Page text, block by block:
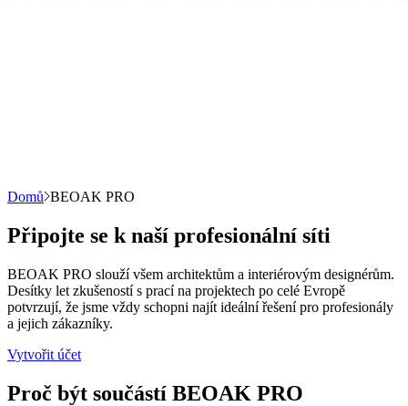
Domů BEOAK PRO
Připojte se k naší profesionální síti
BEOAK PRO slouží všem architektům a interiérovým designérům.
Desítky let zkušeností s prací na projektech po celé Evropě
potvrzují, že jsme vždy schopni najít ideální řešení pro profesionály
a jejich zákazníky.
Vytvořit účet
Proč být součástí BEOAK PRO